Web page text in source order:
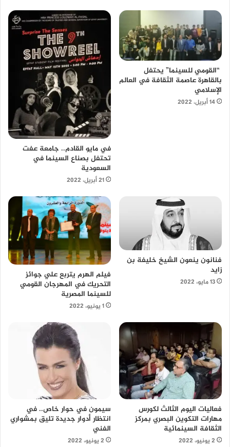
“القومي للسينما” يحتفل
بالقاهرة عاصمة الثقافة في العالم
الإسلامي
14 أبريل، 2022
في مايو القادم.. جامعة عفت
تحتفل بصناع السينما في
السعودية
21 أبريل، 2022
فنانون ينعون الشيخ خليفة بن
زايد
13 مايو، 2022
فيلم الهرم يتربع علي جوائز
التحريك في المهرجان القومي
للسينما المصرية
1 يونيو، 2022
فعاليات اليوم الثالث لكورس
مهارات التكوين البصري بمركز
الثقافة السينمائية
2 يونيو، 2022
سيمون في حوار خاص.. في
انتظار أدوار جديدة تليق بمشواري
الفني
2 يونيو، 2022